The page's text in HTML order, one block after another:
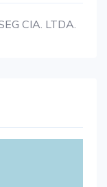
CIA. LTDA.